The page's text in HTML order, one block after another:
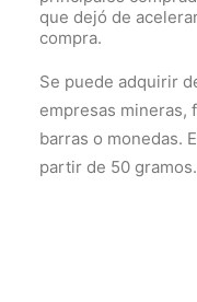
que dejó de
compra.
Se puede adquirir
empresas mineras,
barras o monedas.
partir de 50 gramos.